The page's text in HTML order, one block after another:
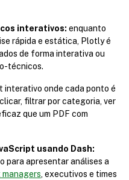
interativos: enquanto
rápida e estática, Plotly é
de forma interativa ou
técnicos.
interativo onde cada ponto é
filtrar por categoria, ver
que um PDF com
usando Dash:
para apresentar análises a
managers, executivos e times